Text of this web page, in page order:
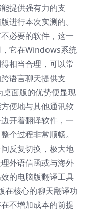
提供强有力的支
进行本次实测的。
必要的软件，这一
它在Windows系统
相当合理，可以常
语言聊天提供支
面版的优势便显现
便地与其他通讯软
开着翻译软件，一
个过程非常顺畅。
反复切换，极大地
外语信函或与海外
的电脑版翻译工具
在核心的聊天翻译功
不增加成本的前提